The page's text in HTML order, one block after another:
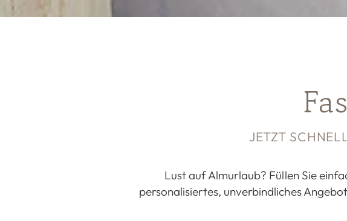
JETZT
Lust auf Almurlaub? Füllen Sie
personalisiertes, unverbindliches